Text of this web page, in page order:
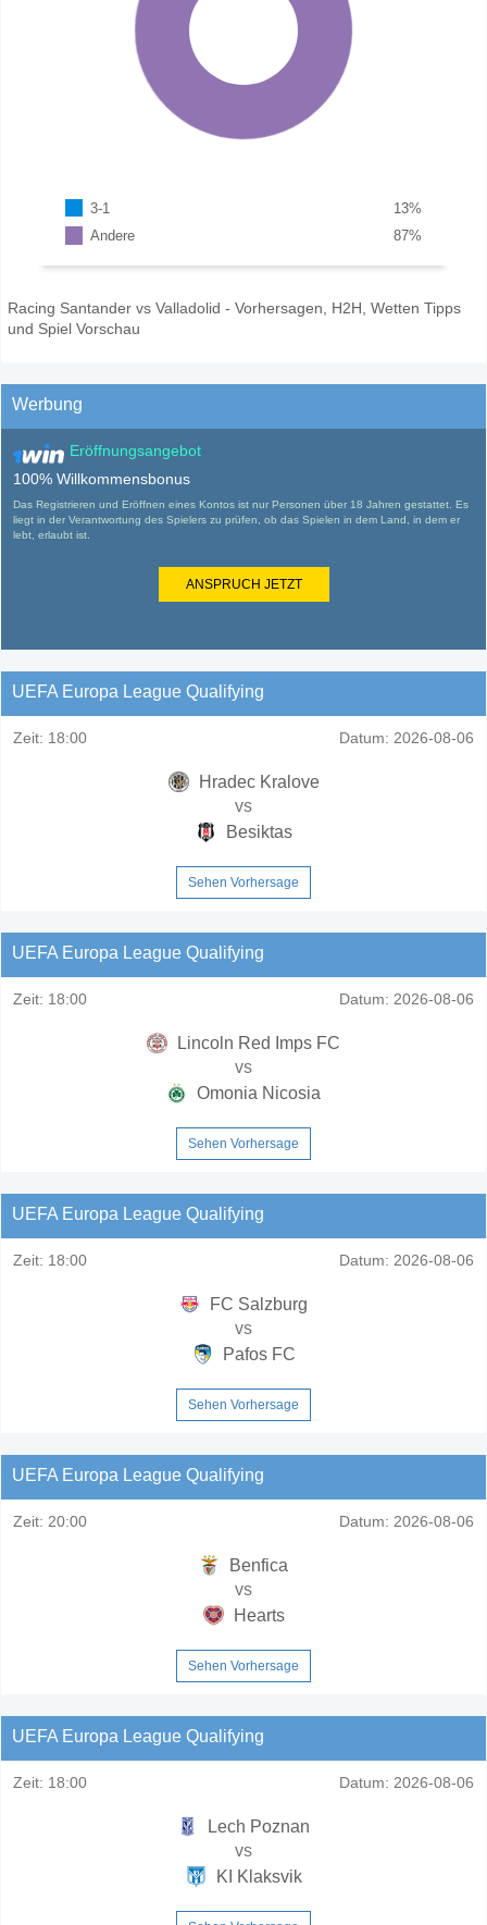
3-1 %
13
Andere
%
87
Racing Santander vs Valladolid - Vorhersagen, H2H, Wetten Tipps
und Spiel Vorschau
Werbung
Eröffnungsangebot
100% Willkommensbonus
Das Registrieren und Eröffnen eines Kontos ist nur Personen über 18 Jahren gestattet. Es
liegt in der Verantwortung des Spielers zu prüfen, ob das Spielen in dem Land, in dem er
lebt, erlaubt ist.
ANSPRUCH JETZT
UEFA Europa League Qualifying
Zeit: 18:00 Datum: 2026-08-06
Hradec Kralove
vs
Besiktas
Sehen Vorhersage
UEFA Europa League Qualifying
Zeit: 18:00 Datum: 2026-08-06
Lincoln Red Imps FC
vs
Omonia Nicosia
Sehen Vorhersage
UEFA Europa League Qualifying
Zeit: 18:00 Datum: 2026-08-06
FC Salzburg
vs
Pafos FC
Sehen Vorhersage
UEFA Europa League Qualifying
Zeit: 20:00 Datum: 2026-08-06
Benfica
vs
Hearts
Sehen Vorhersage
UEFA Europa League Qualifying
Zeit: 18:00 Datum: 2026-08-06
Lech Poznan
vs
KI Klaksvik